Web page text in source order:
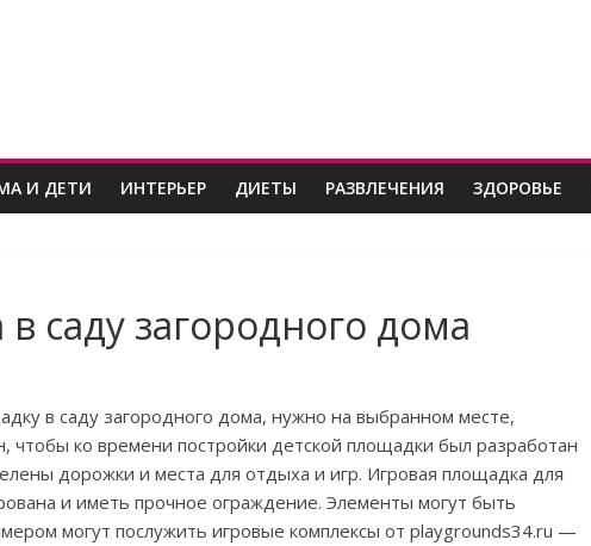
И ДЕТИ ИНТЕРЬЕР ДИЕТЫ РАЗВЛЕЧЕНИЯ ЗДОРОВЬЕ
саду загородного дома
в саду загородного дома, нужно на выбранном месте,
ко времени постройки детской площадки был разработан
дорожки и места для отдыха и игр. Игровая площадка для
и иметь прочное ограждение. Элементы могут быть
могут послужить игровые комплексы от playgrounds34.ru —